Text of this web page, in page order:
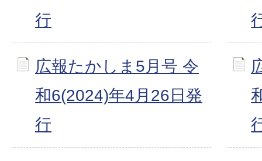
行
広報たかしま5月号 令
和6(2024)年4月26日発
行